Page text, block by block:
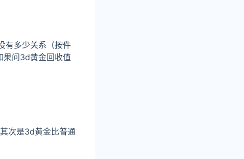
有多少关系（按件
果问3d黄金回收值
次是3d黄金比普通